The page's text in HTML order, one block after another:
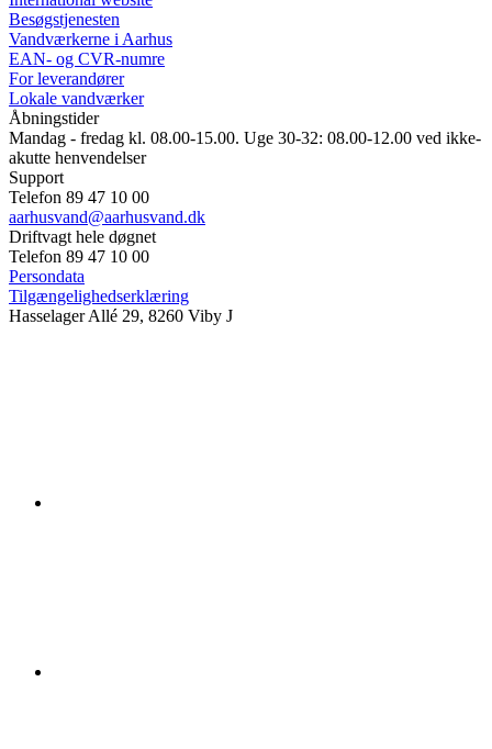
Besøgstjenesten
Vandværkerne i Aarhus
EAN- og CVR-numre
For leverandører
Lokale vandværker
Åbningstider
Mandag - fredag kl. 08.00-15.00. Uge 30-32: 08.00-12.00 ved ikke-
akutte henvendelser
Support
Telefon 89 47 10 00
aarhusvand@aarhusvand.dk
Driftvagt hele døgnet
Telefon 89 47 10 00
Persondata
Tilgængelighedserklæring
Hasselager Allé 29, 8260 Viby J